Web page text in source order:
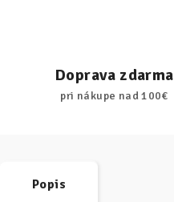
Doprava zdarma
pri nákupe nad 100€
Popis